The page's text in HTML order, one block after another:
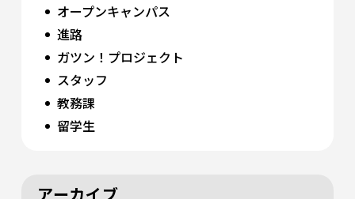
オープンキャンパス
進路
ガツン！プロジェクト
スタッフ
教務課
留学生
アーカイブ